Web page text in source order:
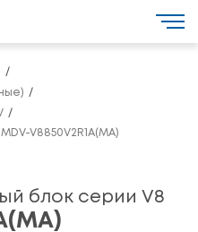
MDV-V8850V2R1A(MA)
блок серии V8